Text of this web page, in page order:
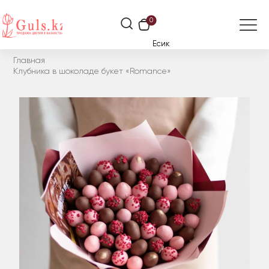
0
Есик
Главная
Клубника в шоколаде букет «Romance»